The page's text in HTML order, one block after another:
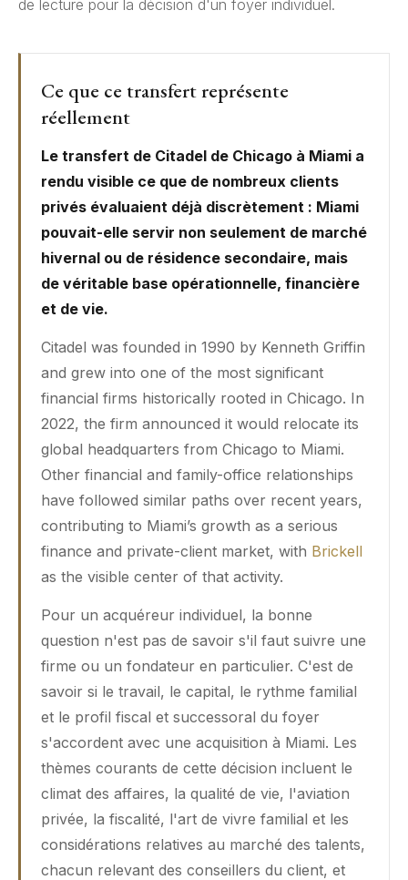
de lecture pour la décision d'un foyer individuel.
Ce que ce transfert représente
réellement
Le transfert de Citadel de Chicago à Miami a
rendu visible ce que de nombreux clients
privés évaluaient déjà discrètement : Miami
pouvait-elle servir non seulement de marché
hivernal ou de résidence secondaire, mais
de véritable base opérationnelle, financière
et de vie.
Citadel was founded in 1990 by Kenneth Griffin
and grew into one of the most significant
financial firms historically rooted in Chicago. In
2022, the firm announced it would relocate its
global headquarters from Chicago to Miami.
Other financial and family-office relationships
have followed similar paths over recent years,
contributing to Miami’s growth as a serious
finance and private-client market, with Brickell
as the visible center of that activity.
Pour un acquéreur individuel, la bonne
question n'est pas de savoir s'il faut suivre une
firme ou un fondateur en particulier. C'est de
savoir si le travail, le capital, le rythme familial
et le profil fiscal et successoral du foyer
s'accordent avec une acquisition à Miami. Les
thèmes courants de cette décision incluent le
climat des affaires, la qualité de vie, l'aviation
privée, la fiscalité, l'art de vivre familial et les
considérations relatives au marché des talents,
chacun relevant des conseillers du client, et